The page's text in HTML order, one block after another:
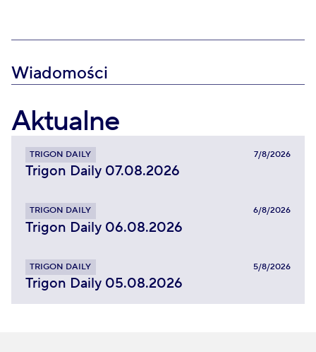
Wiadomości
Aktualne
TRIGON DAILY 7/8/2026
Trigon Daily 07.08.2026
TRIGON DAILY 6/8/2026
Trigon Daily 06.08.2026
TRIGON DAILY 5/8/2026
Trigon Daily 05.08.2026